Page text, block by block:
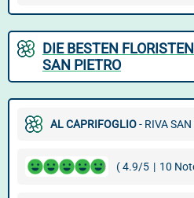
DIE BESTEN
SAN PIETRO
AL CAPRIFOGLIO- RIVA
( 4.9/5 | 10